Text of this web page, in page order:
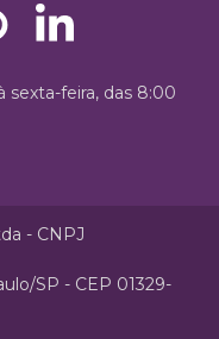
sexta-feira, das 8:00
- CNPJ
SP - CEP 01329-